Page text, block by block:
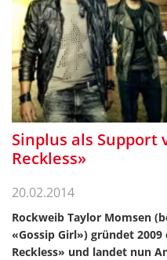
Sinplus als Support
Reckless»
20.02.2014
Rockweib Taylor Momsen
«Gossip Girl») gründet
Reckless» und landet nun